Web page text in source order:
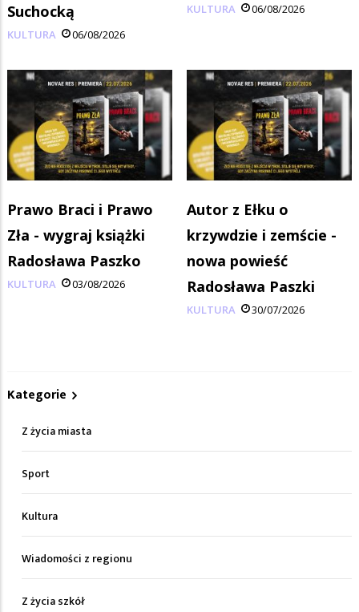
Suchocką
KULTURA 06/08/2026
KULTURA 06/08/2026
Prawo Braci i Prawo
Zła - wygraj książki
Radosława Paszko
KULTURA 03/08/2026
Autor z Ełku o
krzywdzie i zemście -
nowa powieść
Radosława Paszki
KULTURA 30/07/2026
Kategorie
Z życia miasta
Sport
Kultura
Wiadomości z regionu
Z życia szkół